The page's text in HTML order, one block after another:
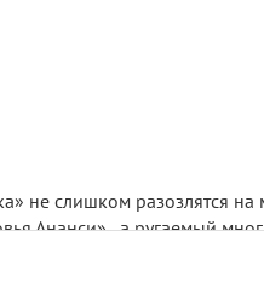
не слишком разозлятся на
Ананси» , а ругаемый